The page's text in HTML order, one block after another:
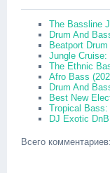
The Bassline
Drum And
Beatport
Jungle
The Ethnic
Afro Bass
Drum And
Best New
Tropical
DJ Exotic
Всего комментариев: